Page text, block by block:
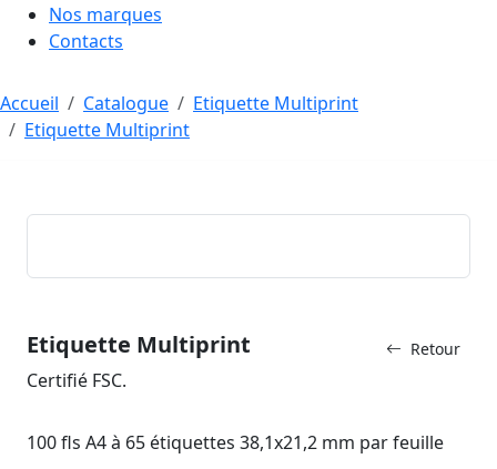
Nos marques
Contacts
Accueil Catalogue
Etiquette Multiprint
Etiquette Multiprint
Retour
Etiquette Multiprint
Certifié FSC.
100 fls A4 à 65 étiquettes 38,1x21,2 mm par feuille